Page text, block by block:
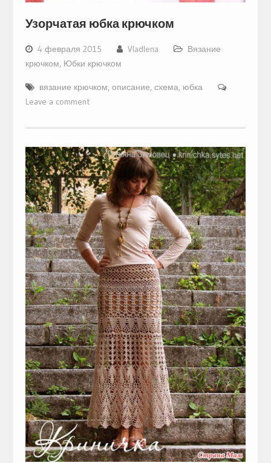
Узорчатая юбка крючком
4 февраля 2015 Vladlena
Вязание
крючком, Юбки крючком
вязание крючком, описание, схема, юбка
Leave a comment